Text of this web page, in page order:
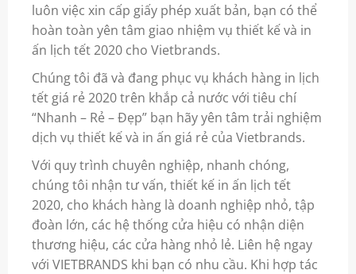
luôn việc xin cấp giấy phép xuất bản, bạn có thể
hoàn toàn yên tâm giao nhiệm vụ thiết kế và in
ấn lịch tết 2020 cho Vietbrands.
Chúng tôi đã và đang phục vụ khách hàng in lịch
tết giá rẻ 2020 trên khắp cả nước với tiêu chí
“Nhanh – Rẻ – Đẹp” bạn hãy yên tâm trải nghiệm
dịch vụ thiết kế và in ấn giá rẻ của Vietbrands.
Với quy trình chuyên nghiệp, nhanh chóng,
chúng tôi nhận tư vấn, thiết kế in ấn lịch tết
2020, cho khách hàng là doanh nghiệp nhỏ, tập
đoàn lớn, các hệ thống cửa hiệu có nhận diện
thương hiệu, các cửa hàng nhỏ lẻ. Liên hệ ngay
với VIETBRANDS khi bạn có nhu cầu. Khi hợp tác